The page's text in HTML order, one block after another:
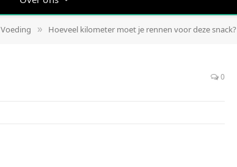
Voeding » Hoeveel kilometer moet je rennen voor deze snack?
0